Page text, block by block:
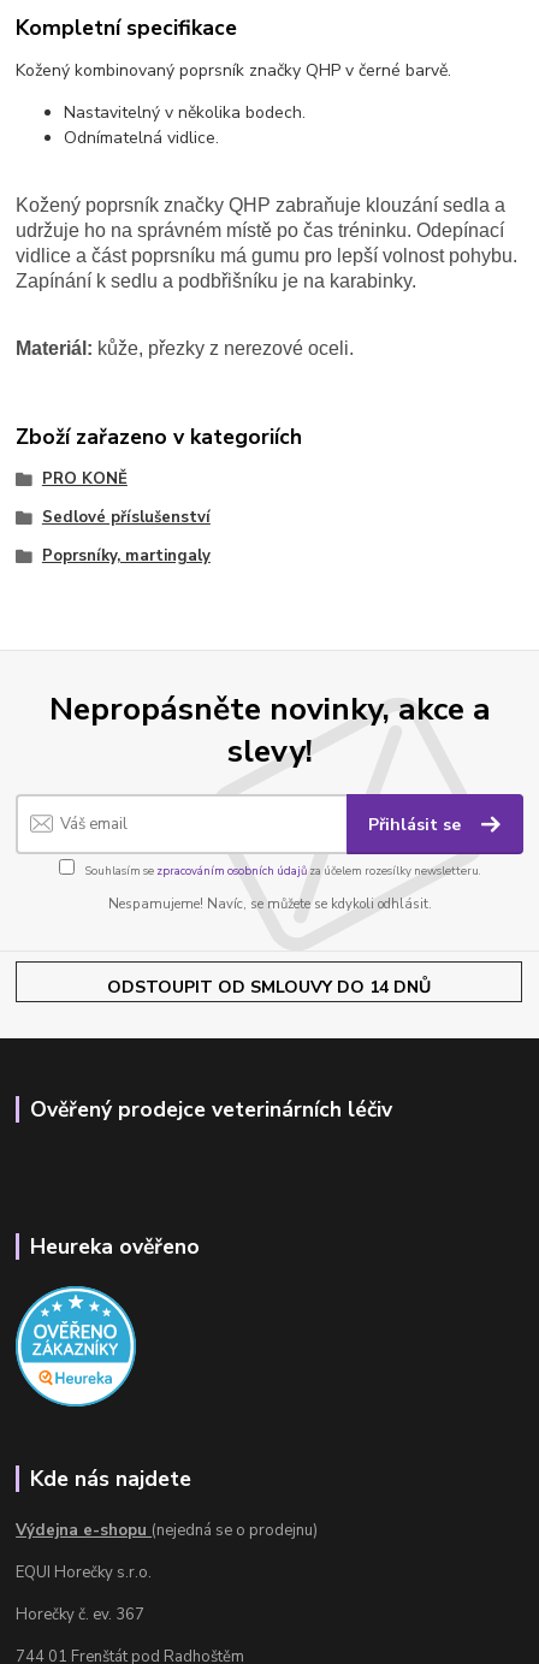
Kompletní specifikace
Kožený kombinovaný poprsník značky QHP v černé barvě.
Nastavitelný v několika bodech.
Odnímatelná vidlice.
Kožený poprsník značky QHP zabraňuje klouzání sedla a
udržuje ho na správném místě po čas tréninku. Odepínací
vidlice a část poprsníku má gumu pro lepší volnost pohybu.
Zapínání k sedlu a podbřišníku je na karabinky.
Materiál: kůže, přezky z nerezové oceli.
Zboží zařazeno v kategoriích
PRO KONĚ
Sedlové příslušenství
Poprsníky, martingaly
Nepropásněte novinky, akce a
slevy!
Přihlásit se
Souhlasím se zpracováním osobních údajůza účelem rozesílky newsletteru.
Nespamujeme! Navíc, se můžete se kdykoli odhlásit.
ODSTOUPIT OD SMLOUVY DO 14 DNŮ
Ověřený prodejce veterinárních léčiv
Heureka ověřeno
Kde nás najdete
Výdejna e-shopu (nejedná se o prodejnu)
EQUI Horečky s.r.o.
Horečky č. ev. 367
744 01 Frenštát pod Radhoštěm